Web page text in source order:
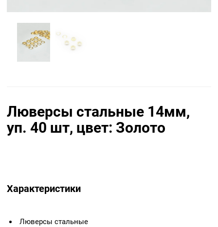
Люверсы стальные 14мм,
уп. 40 шт, цвет: Золото
Характеристики
Люверсы стальные